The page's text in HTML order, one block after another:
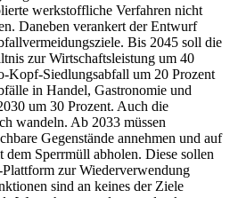
werkstoffliche Verfahren nicht
Daneben verankert der Entwurf
Bis 2045 soll die
zur Wirtschaftsleistung um 40
Kopf-Siedlungsabfall um 20 Prozent
in Handel, Gastronomie und
um 30 Prozent. Auch die
wandeln. Ab 2033 müssen
Gegenstände annehmen und auf
dem Sperrmüll abholen. Diese sollen
zur Wiederverwendung
sind an keines der Ziele